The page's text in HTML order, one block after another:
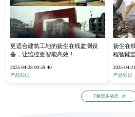
更适合建筑工地的扬尘在线监测设
备，让监控更智能高效！
2025-04-28 09:59:40
产品知识
扬尘在
程智能
2025-04-
产品知识
了解更多动态